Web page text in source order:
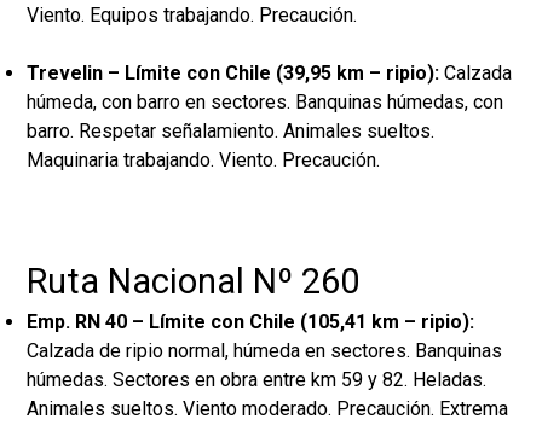
Viento. Equipos trabajando. Precaución.
Trevelin – Límite con Chile (39,95 km – ripio): Calzada
húmeda, con barro en sectores. Banquinas húmedas, con
barro. Respetar señalamiento. Animales sueltos.
Maquinaria trabajando. Viento. Precaución.
Ruta Nacional Nº 260
Emp. RN 40 – Límite con Chile (105,41 km – ripio):
Calzada de ripio normal, húmeda en sectores. Banquinas
húmedas. Sectores en obra entre km 59 y 82. Heladas.
Animales sueltos. Viento moderado. Precaución. Extrema